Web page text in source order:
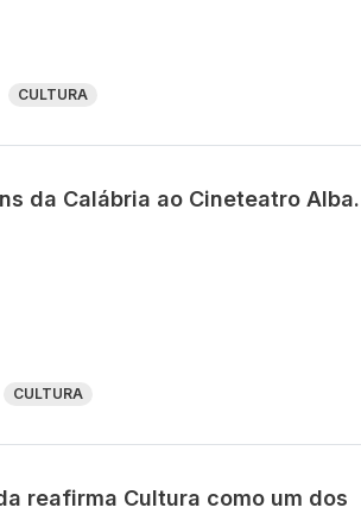
CULTURA
da Calábria ao Cineteatro Alba.
CULTURA
reafirma Cultura como um dos